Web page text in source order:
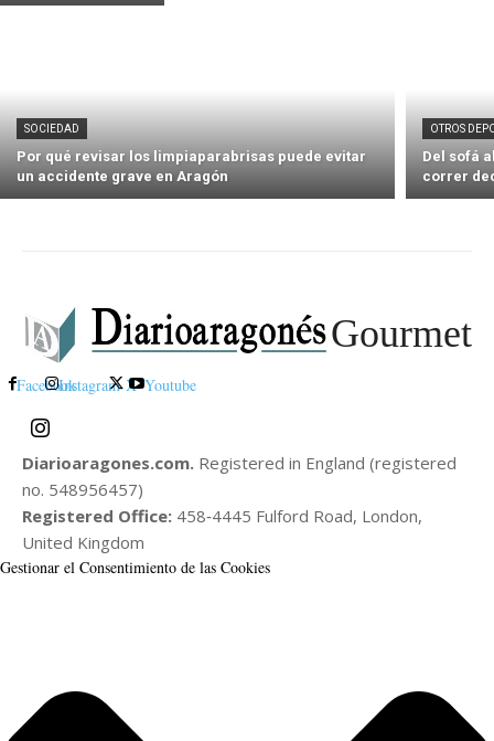
SOCIEDAD
Por qué revisar los limpiaparabrisas puede evitar
un accidente grave en Aragón
OTROS
Del sofá
correr
Gourmet
FacebookInstagram X Youtube
Diarioaragones.com. Registered in England (registered
no. 548956457)
Registered Office: 458‑4445 Fulford Road, London,
United Kingdom
Gestionar el Consentimiento de las Cookies